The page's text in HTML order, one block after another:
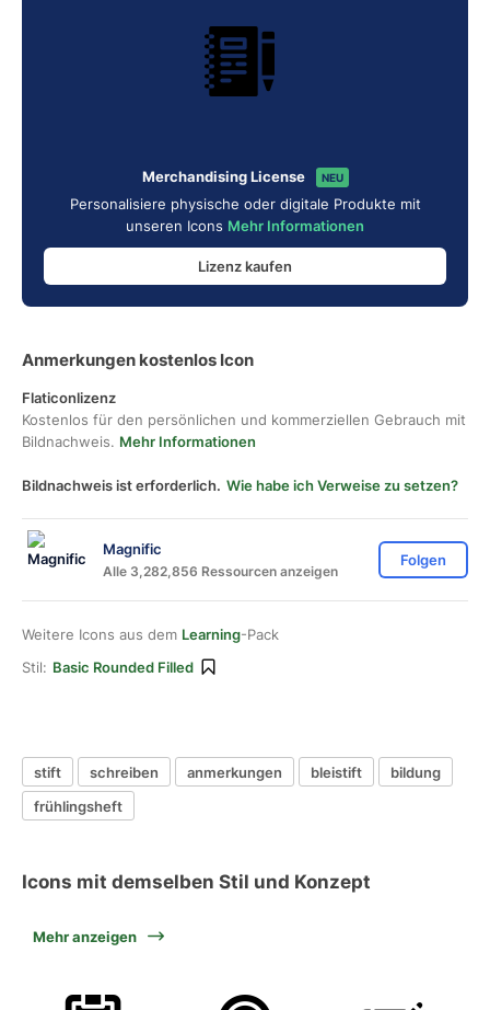
Merchandising License NEU
Personalisiere physische oder digitale Produkte mit
unseren Icons Mehr Informationen
Lizenz kaufen
Anmerkungen kostenlos Icon
Flaticonlizenz
Kostenlos für den persönlichen und kommerziellen Gebrauch mit
Bildnachweis. Mehr Informationen
Bildnachweis ist erforderlich. Wie habe ich Verweise zu setzen?
Magnific
Alle 3,282,856 Ressourcen anzeigen
Folgen
Weitere Icons aus dem Learning-Pack
Stil: Basic Rounded Filled
stift schreiben anmerkungen bleistift
bildung
frühlingsheft
Icons mit demselben Stil und Konzept
Mehr anzeigen